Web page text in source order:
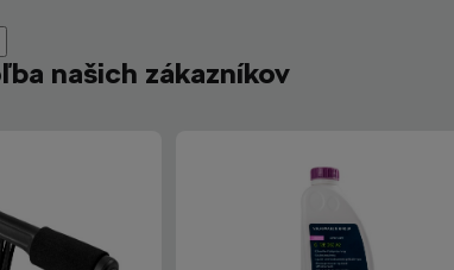
našich zákazníkov